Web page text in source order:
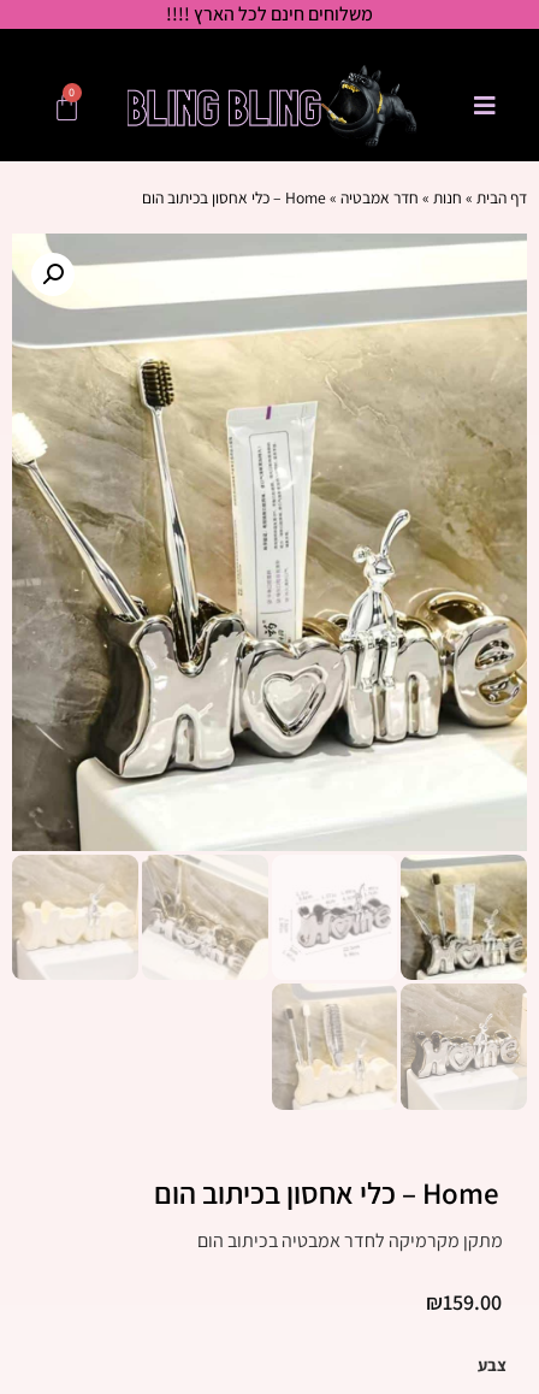
משלוחים חינם לכל הארץ !!!!
0
דף הבית » חנות » חדר אמבטיה »Home – כלי אחסון בכיתוב הום
Home – כלי אחסון בכיתוב הום
מתקן מקרמיקה לחדר אמבטיה בכיתוב הום
₪159.00
צבע